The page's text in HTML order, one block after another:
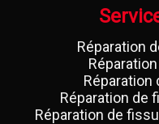
Réparation
Réparation
Réparation de
Réparation de